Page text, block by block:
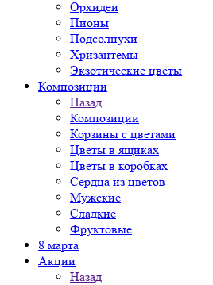
Орхидеи
Пионы
Подсолнухи
Хризантемы
Экзотические цветы
Композиции
Назад
Композиции
Корзины с цветами
Цветы в ящиках
Цветы в коробках
Сердца из цветов
Мужские
Сладкие
Фруктовые
8 марта
Акции
Назад